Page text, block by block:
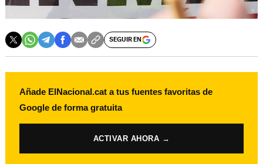
SEGUIR EN
Añade ElNacional.cat a tus fuentes favoritas de
Google de forma gratuita
ACTIVAR AHORA →